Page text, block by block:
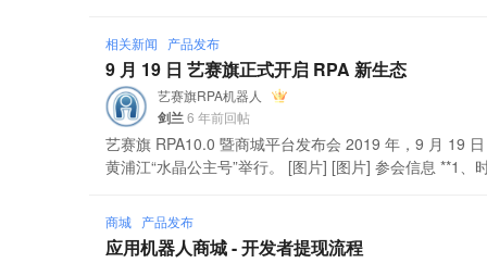
相关新闻 产品发布
9 月 19 日 艺赛旗正式开启 RPA 新生态
艺赛旗RPA机器人
剑兰6 年前回帖
艺赛旗 RPA10.0 暨商城平台发布会 2019 年，9 月 19
黄浦江“水晶公主号”举行。 [图片] [图片] 参会信息 **1、
商城 产品发布
应用机器人商城 - 开发者提现流程